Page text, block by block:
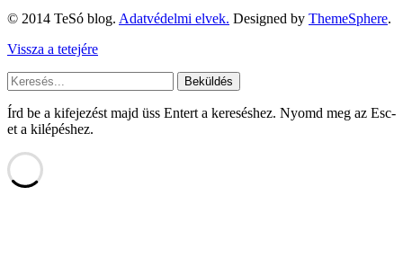
© 2014 TeSó blog. Adatvédelmi elvek. Designed by ThemeSphere.
Vissza a tetejére
Beküldés
Írd be a kifejezést majd üss Entert a kereséshez. Nyomd meg az Esc-
et a kilépéshez.